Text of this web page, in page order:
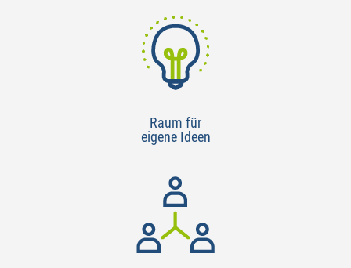
Raum für
eigene Ideen